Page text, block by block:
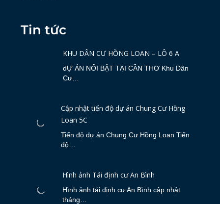
Tin tức
KHU DÂN CƯ HỒNG LOAN – LÔ 6 A
dỰ ÁN NỔI BẬT TẠI CẦN THƠ Khu Dân
Cư…
Cập nhật tiến độ dự án Chung Cư Hồng
Loan 5C
Tiến độ dự án Chung Cư Hồng Loan Tiến
độ…
Hình ảnh Tái định cư An Bình
Hình ảnh tái định cư An Bình cập nhật
tháng…